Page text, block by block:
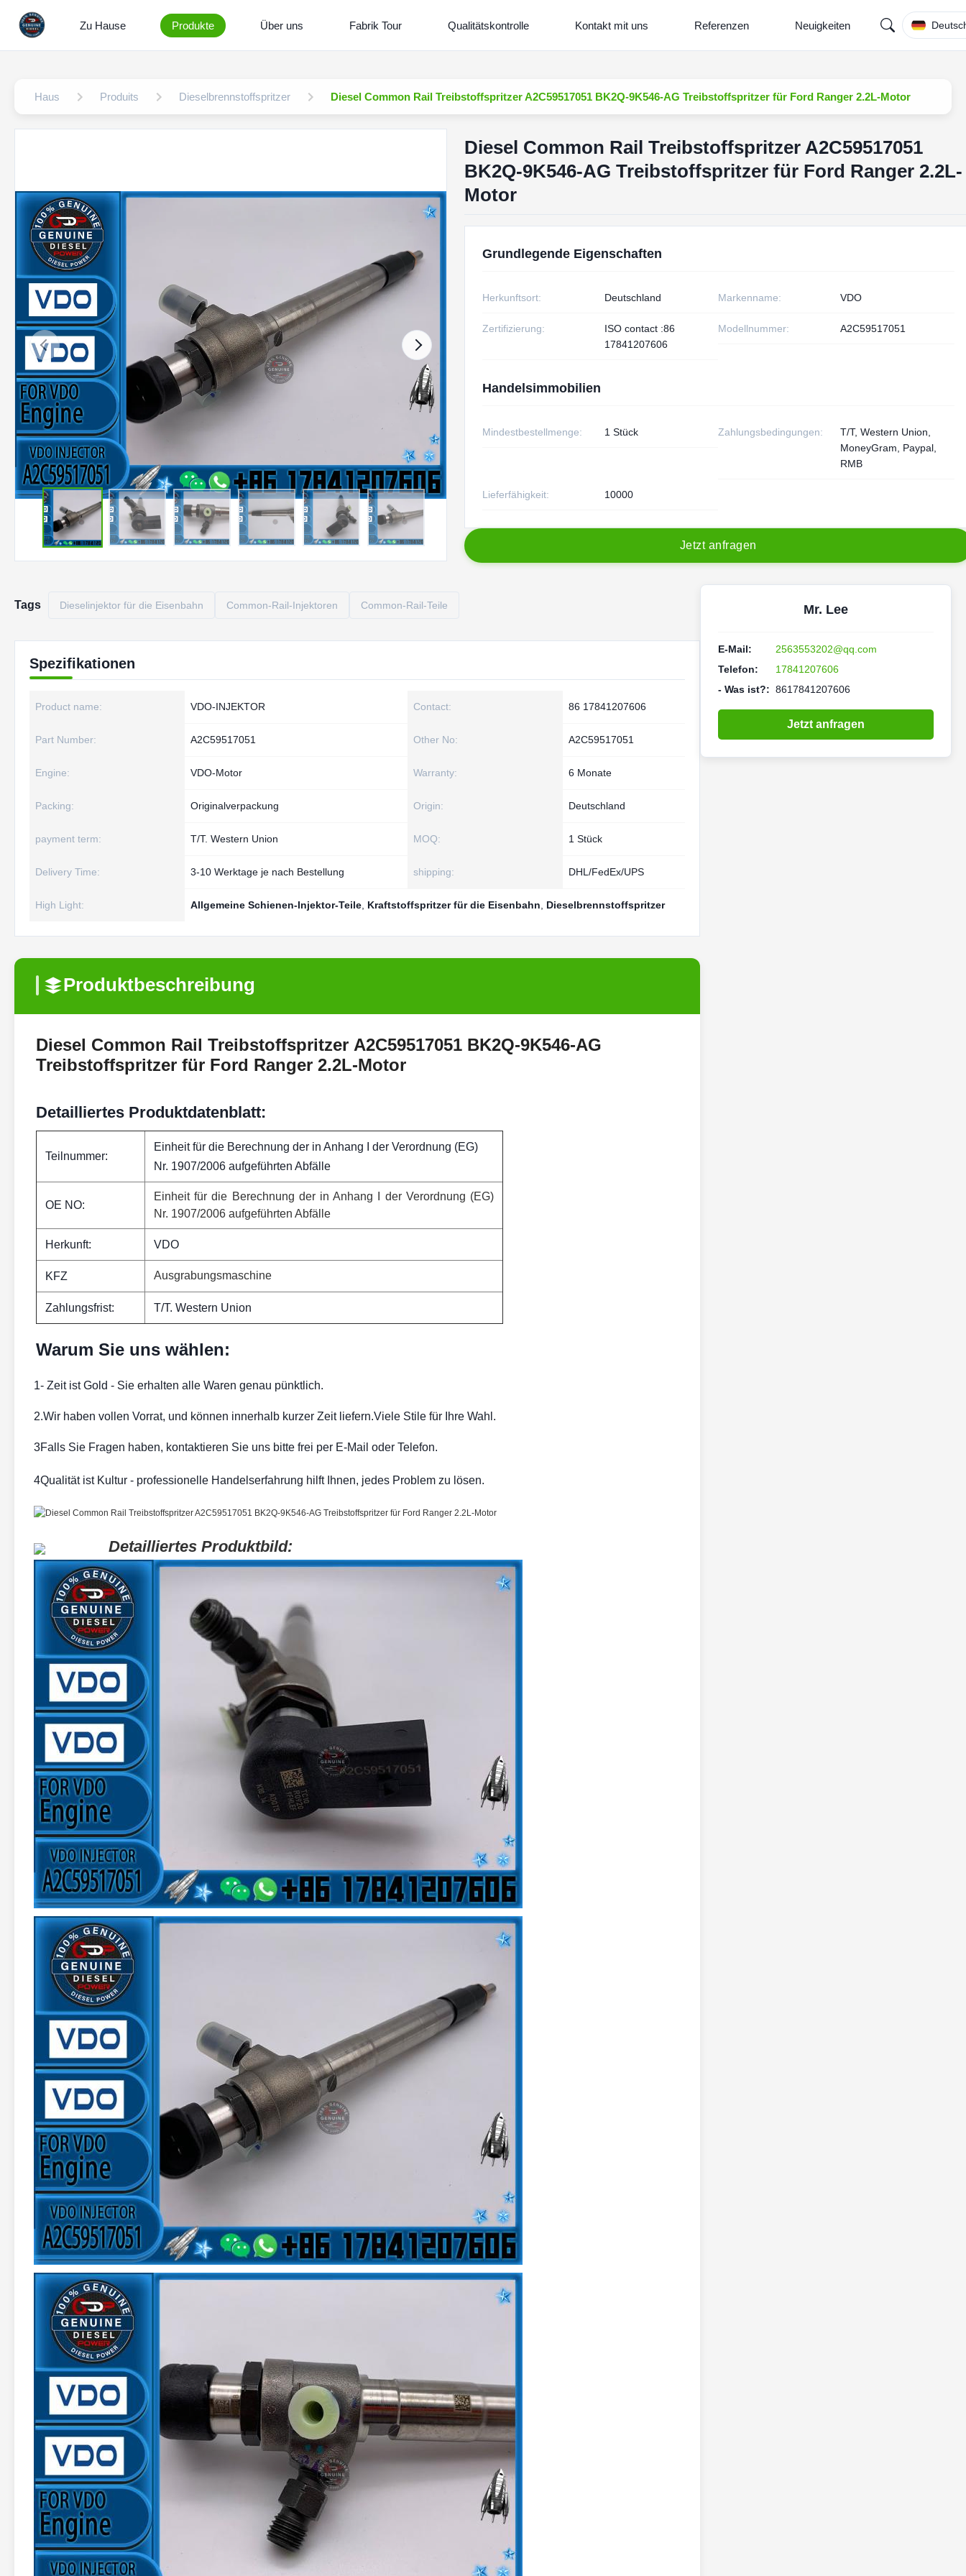
Zu Hause Produkte Über uns Fabrik Tour Qualitätskontrolle Kontakt mit uns Referenzen Neuigkeiten
Haus Produits Dieselbrennstoffspritzer Diesel Common Rail Treibstoffspritzer A2C59517051 BK2Q-9K546-AG Treibstoffspritzer für Ford Ranger 2.2L-Motor
Diesel Common Rail Treibstoffspritzer A2C59517051
BK2Q-9K546-AG Treibstoffspritzer für Ford Ranger 2.2L-
Motor
Grundlegende Eigenschaften
Herkunftsort: Deutschland Markenname: VDO
Zertifizierung:
ISO contact :86
17841207606
Modellnummer: A2C59517051
Handelsimmobilien
Mindestbestellmenge: 1 Stück Zahlungsbedingungen:
T/T, Western Union,
MoneyGram, Paypal,
RMB
Lieferfähigkeit: 10000
Jetzt anfragen
Tags Dieselinjektor für die Eisenbahn Common-Rail-Injektoren Common-Rail-Teile
Spezifikationen
Product name: VDO-INJEKTOR Contact: 86 17841207606
Part Number: A2C59517051 Other No: A2C59517051
Engine: VDO-Motor Warranty: 6 Monate
Packing: Originalverpackung Origin: Deutschland
payment term: T/T. Western Union MOQ: 1 Stück
Delivery Time: 3-10 Werktage je nach Bestellung shipping: DHL/FedEx/UPS
High Light: Allgemeine Schienen-Injektor-Teile Kraftstoffspritzer für die Eisenbahn Dieselbrennstoffspritzer
Produktbeschreibung
Diesel Common Rail Treibstoffspritzer A2C59517051 BK2Q-9K546-AG
Treibstoffspritzer für Ford Ranger 2.2L-Motor
Detailliertes Produktdatenblatt:
Teilnummer:
Einheit für die Berechnung der in Anhang I der Verordnung (EG)
Nr. 1907/2006 aufgeführten Abfälle
OE NO:
Einheit für die Berechnung der in Anhang I der Verordnung (EG)
Nr. 1907/2006 aufgeführten Abfälle
Herkunft: VDO
KFZ Ausgrabungsmaschine
Zahlungsfrist: T/T. Western Union
Warum Sie uns wählen:
1- Zeit ist Gold - Sie erhalten alle Waren genau pünktlich.
2.Wir haben vollen Vorrat, und können innerhalb kurzer Zeit liefern.Viele Stile für Ihre Wahl.
3Falls Sie Fragen haben, kontaktieren Sie uns bitte frei per E-Mail oder Telefon.
4Qualität ist Kultur - professionelle Handelserfahrung hilft Ihnen, jedes Problem zu lösen.
Detailliertes Produktbild:
Mr. Lee
E-Mail:
2563553202@qq.com
Telefon:
17841207606
- Was ist?: 8617841207606
Jetzt anfragen